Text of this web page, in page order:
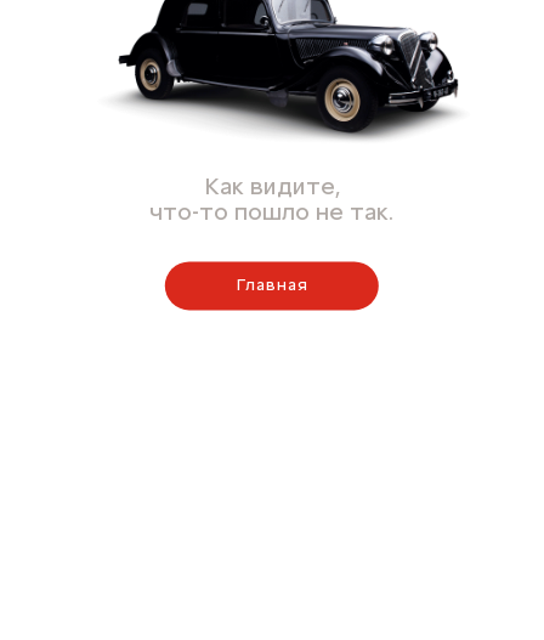
Как видите,
что-то пошло не так.
Главная